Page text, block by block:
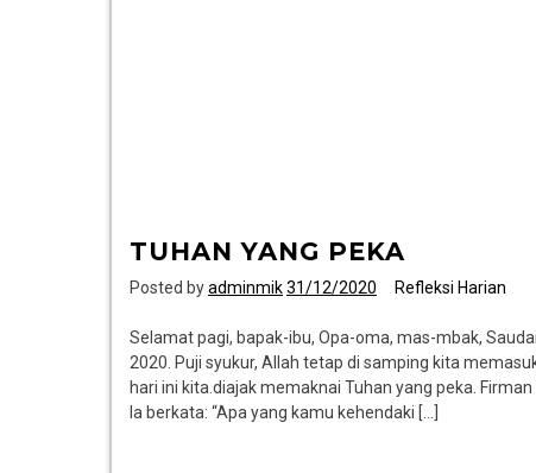
TUHAN YANG PEKA
Posted byadminmik31/12/2020 Refleksi Harian
Selamat pagi, bapak-ibu, Opa-oma, mas-mbak,
2020. Puji syukur, Allah tetap di samping kita
hari ini kita.diajak memaknai Tuhan yang peka.
Ia berkata: “Apa yang kamu kehendaki […]